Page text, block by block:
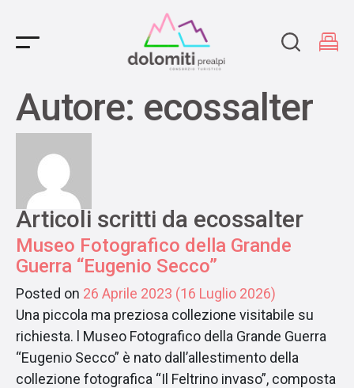
Main Navigation
Autore: ecossalter
Articoli scritti da ecossalter
Museo Fotografico della Grande
Guerra “Eugenio Secco”
Posted on 26 Aprile 2023 (16 Luglio 2026)
Una piccola ma preziosa collezione visitabile su
richiesta. l Museo Fotografico della Grande Guerra
“Eugenio Secco” è nato dall’allestimento della
collezione fotografica “Il Feltrino invaso”, composta